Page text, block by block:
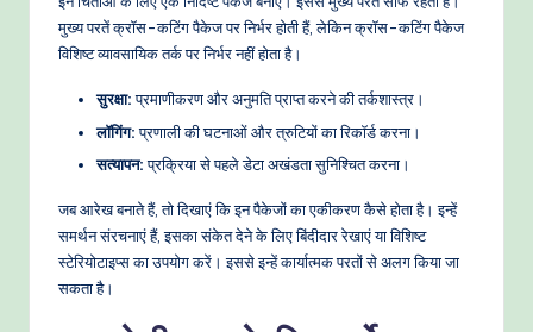
मुख्य परतें क्रॉस-कटिंग पैकेज पर निर्भर होती हैं, लेकिन क्रॉस-कटिंग पैकेज
विशिष्ट व्यावसायिक तर्क पर निर्भर नहीं होता है।
सुरक्षा:प्रमाणीकरण और अनुमति प्राप्त करने की तर्कशास्त्र।
लॉगिंग:प्रणाली की घटनाओं और त्रुटियों का रिकॉर्ड करना।
सत्यापन:प्रक्रिया से पहले डेटा अखंडता सुनिश्चित करना।
जब आरेख बनाते हैं, तो दिखाएं कि इन पैकेजों का एकीकरण कैसे होता है। इन्हें
समर्थन संरचनाएं हैं, इसका संकेत देने के लिए बिंदीदार रेखाएं या विशिष्ट
स्टेरियोटाइप्स का उपयोग करें। इससे इन्हें कार्यात्मक परतों से अलग किया जा
सकता है।